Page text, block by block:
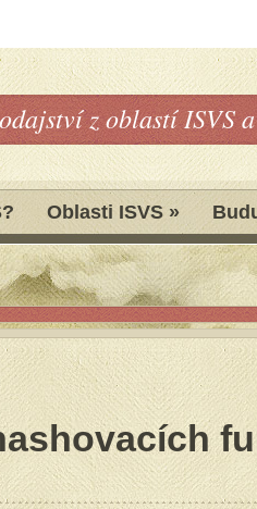
z oblastí ISVS
Oblasti ISVS »